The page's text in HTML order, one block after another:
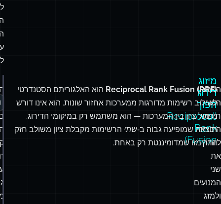
הפתרון
הוא
חיפוש
היברידי:
להריץ
את
שני
המנועים
ולמזג
מיזוג
דירוג
הפוך
(Reciprocal
Rank
Fusion)
Reciprocal Rank Fusion (RRF) הוא האלגוריתם הסטנדרטי
לשילוב רשימות מדורגות ממערכות אחזור שונות. הוא אינו דורש
נרמול ציון בין המערכות — הוא משתמש רק במיקומי הדירוג.
תוצאה שמופיעה גבוה ב‑שתי הרשימות מקבלת ציון משולב חזק
יותר מזו שמדומיננטת רק באחת.